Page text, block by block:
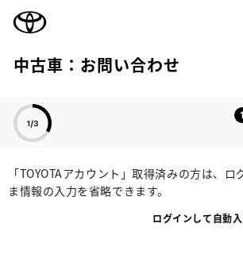
中古車：お問い合わせ
「TOYOTAアカウント」取得済みの方は、
ま情報の入力を省略できます。
ログインして自動